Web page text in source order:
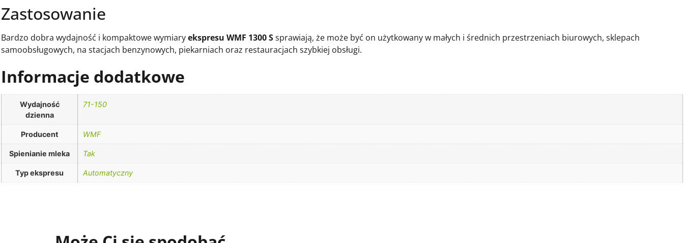
Zastosowanie
Bardzo dobra wydajność i kompaktowe wymiaryekspresu WMF 1300 Ssprawiają, że może być on użytkowany w małych i średnich przestrzeniach biurowych, sklepach
samoobsługowych, na stacjach benzynowych, piekarniach oraz restauracjach szybkiej obsługi.
Informacje dodatkowe
Wydajność
dzienna
71-150
Producent WMF
Spienianie mleka Tak
Typ ekspresu Automatyczny